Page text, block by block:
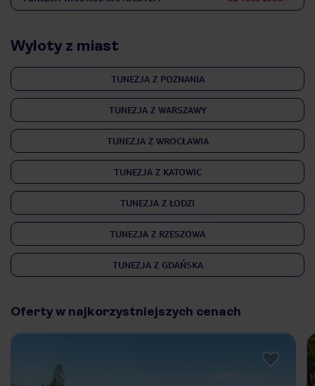
Wyloty z miast
TUNEZJA Z POZNANIA
TUNEZJA Z WARSZAWY
TUNEZJA Z WROCŁAWIA
TUNEZJA Z KATOWIC
TUNEZJA Z ŁODZI
TUNEZJA Z RZESZOWA
TUNEZJA Z GDAŃSKA
Oferty w najkorzystniejszych cenach